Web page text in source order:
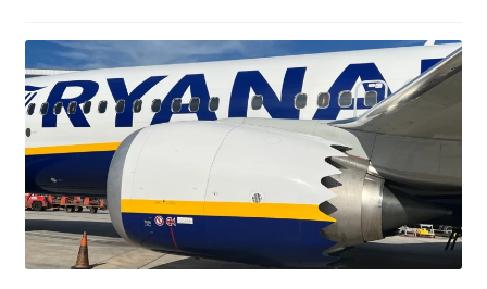
Ryanair изменения
Ryanair изменить дату
Ryanair изменить фамилию
Ryanair Испания